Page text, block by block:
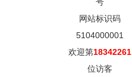
网站标识码
5104000001
欢迎第18342261
位访客